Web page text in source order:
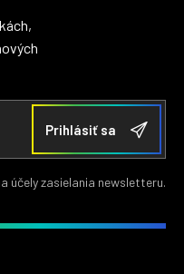
účely zasielania newsletteru.